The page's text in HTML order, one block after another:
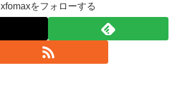
xfomaxをフォローする